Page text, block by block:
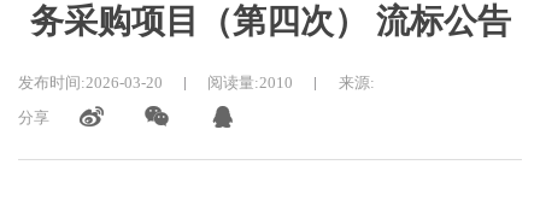
务采购项目（第四次） 流标公告
发布时间:2026-03-20 阅读量:2010
来源:
分享